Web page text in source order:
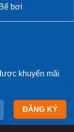
bơi
khuyến mãi